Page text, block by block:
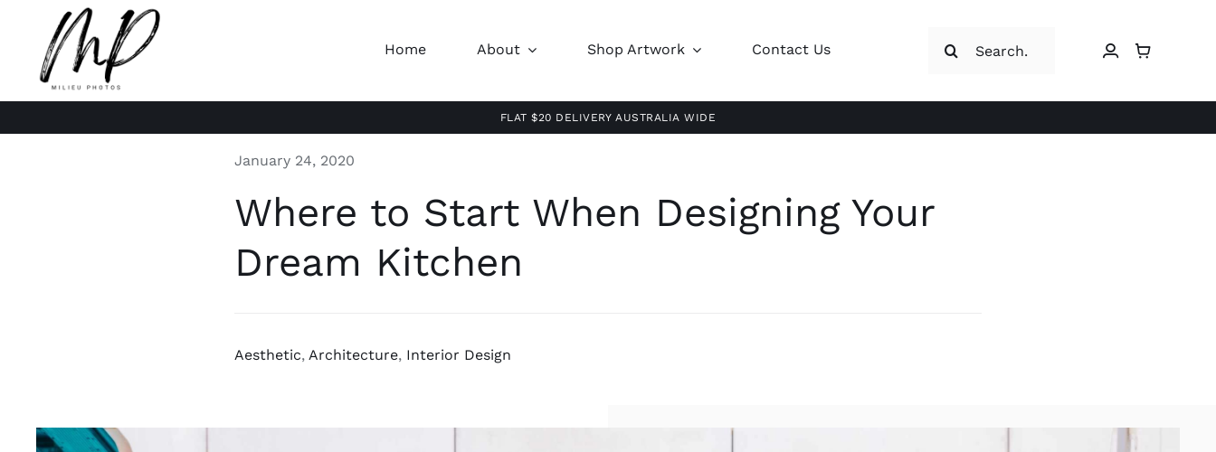
content
Home About Shop Artwork Contact Us
FLAT $20 DELIVERY AUSTRALIA WIDE
January 24, 2020
Where to Start When Designing Your
Dream Kitchen
Aesthetic,Architecture, Interior Design